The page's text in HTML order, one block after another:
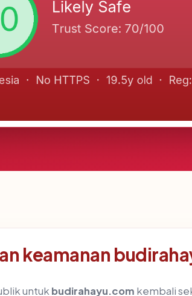
keamanan
untuk budirahayu.com kembali